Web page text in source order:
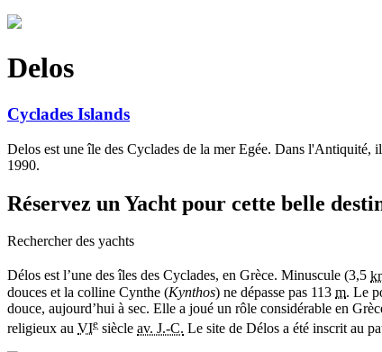
Delos
Cyclades Islands
Delos est une île des Cyclades de la mer Egée. Dans
1990.
Réservez un Yacht pour cette belle
Rechercher des yachts
Délos est l’une des îles des Cyclades, en Grèce. Minuscule (3,5
douces et la colline Cynthe (Kynthos) ne dépasse pas 113 m. Le
douce, aujourd’hui à sec. Elle a joué un rôle considérable en
religieux au VIe siècle av. J.-C. Le site de Délos a été inscrit au